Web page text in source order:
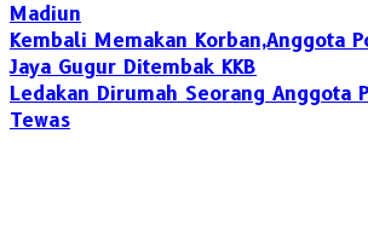
Madiun
Kembali Memakan Korban,Anggota
Jaya Gugur Ditembak KKB
Ledakan Dirumah Seorang Anggota
Tewas